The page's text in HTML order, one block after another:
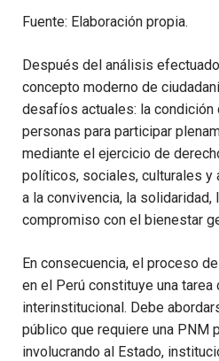
Fuente: Elaboración propia.
Después del análisis
concepto moderno de
desafíos actuales: la condición
personas para participar
mediante el ejercicio de
políticos, sociales, culturales
a la convivencia, la
compromiso con el bienestar
En consecuencia, el proceso
en el Perú constituye una tarea
interinstitucional. Debe
público que requiere una PNM
involucrando al Estado,